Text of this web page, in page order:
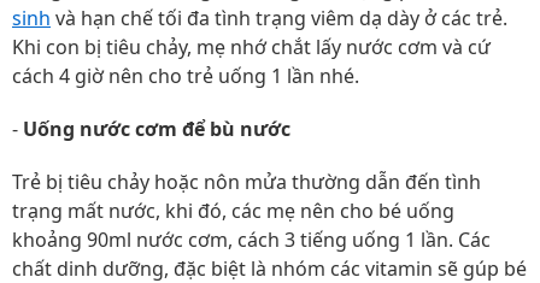
sinh và hạn chế tối đa tình trạng viêm dạ dày ở các trẻ.
Khi con bị tiêu chảy, mẹ nhớ chắt lấy nước cơm và cứ
cách 4 giờ nên cho trẻ uống 1 lần nhé.
- Uống nước cơm để bù nước
Trẻ bị tiêu chảy hoặc nôn mửa thường dẫn đến tình
trạng mất nước, khi đó, các mẹ nên cho bé uống
khoảng 90ml nước cơm, cách 3 tiếng uống 1 lần. Các
chất dinh dưỡng, đặc biệt là nhóm các vitamin sẽ gúp bé